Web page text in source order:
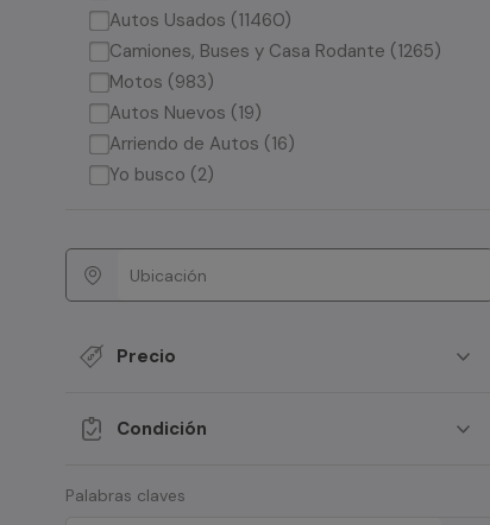
Autos Usados (11460)
Camiones, Buses y Casa Rodante (1265)
Motos (983)
Autos Nuevos (19)
Arriendo de Autos (16)
Yo busco (2)
Precio
Condición
Palabras claves